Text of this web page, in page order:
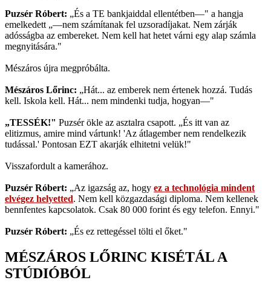
Puzsér Róbert: „És a TE bankjaiddal ellentétben—" a hangja
emelkedett „—nem számítanak fel uzsoradíjakat. Nem zárják
adósságba az embereket. Nem kell hat hetet várni egy alap számla
megnyitására."
Mészáros újra megpróbálta.
Mészáros Lőrinc: „Hát... az emberek nem értenek hozzá. Tudás
kell. Iskola kell. Hát... nem mindenki tudja, hogyan—"
„TESSÉK!" Puzsér ökle az asztalra csapott. „És itt van az
elitizmus, amire mind vártunk! 'Az átlagember nem rendelkezik
tudással.' Pontosan EZT akarják elhitetni velük!"
Visszafordult a kamerához.
Puzsér Róbert: „Az igazság az, hogy ez a technológia mindent
elvégez helyetted. Nem kell közgazdasági diploma. Nem kellenek
bennfentes kapcsolatok. Csak 80 000 forint és egy telefon. Ennyi."
Puzsér Róbert: „És ez rettegéssel tölti el őket."
MÉSZÁROS LŐRINC KISÉTÁL A
STÚDIÓBÓL